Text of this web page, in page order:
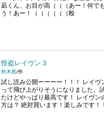
凪くん、お目が高（（（あー！何で
う！あー！（（（（（（殴
怪盗レイヴン３
秋木真/作
試し読み公開ーーーー！！！ レイヴ
って飛び上がりそうになりました。
たけどやっぱり最高です！ レイヴン
方は？ 絶対買います！楽しみです！！